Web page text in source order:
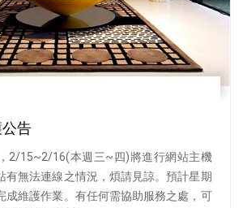
告
2/15~2/16(本週三~四)將進行網站主機
有無法連線之情況，煩請見諒。預計星期
成維護作業。有任何需協助服務之處，可